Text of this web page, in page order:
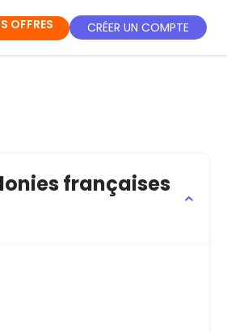
OFFRES CRÉER UN COMPTE
françaises